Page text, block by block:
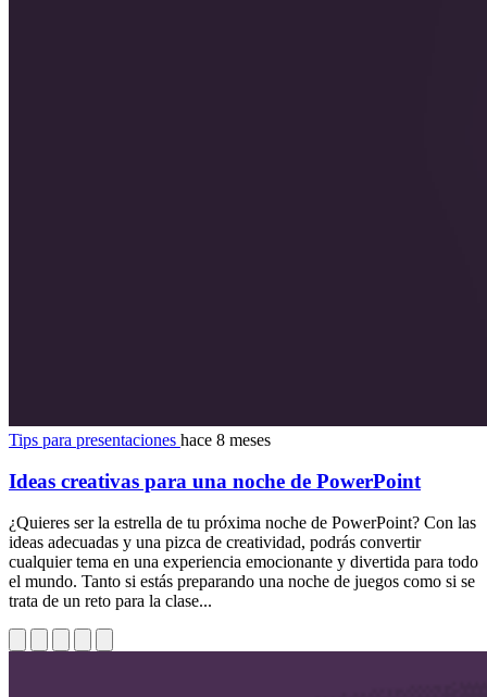
Tips para presentaciones hace 8 meses
Ideas creativas para una noche de PowerPoint
¿Quieres ser la estrella de tu próxima noche de PowerPoint? Con las
ideas adecuadas y una pizca de creatividad, podrás convertir
cualquier tema en una experiencia emocionante y divertida para todo
el mundo. Tanto si estás preparando una noche de juegos como si se
trata de un reto para la clase...